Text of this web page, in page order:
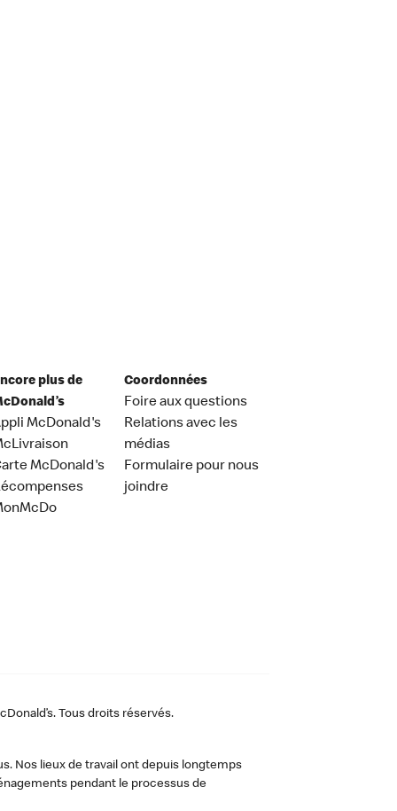
plus de
McDonald's
McDonald's
Coordonnées
Foire aux questions
Relations avec les
médias
Formulaire pour nous
joindre
Tous droits réservés.
Nos lieux de travail ont depuis longtemps
pendant le processus de